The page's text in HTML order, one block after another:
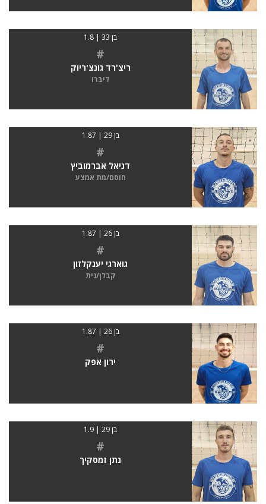
בן 33 | 1.8
#
ריצ'רד גונצ'ריוק
ליברו
בן 29 | 1.87
#
דניאל אברמוביץ
חוסם/מת אמצע
בן 26 | 1.87
#
גוארגי יענקלזון
קבלן/נית
בן 26 | 1.87
#
ירון אפק
בן 29 | 1.9
#
נתן זמסקיך